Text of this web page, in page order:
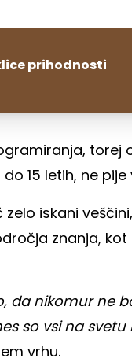
prihodnosti
torej
15 letih, ne
iskani
znanja, kot
da nikomur ne
so vsi na svetu
vrhu.